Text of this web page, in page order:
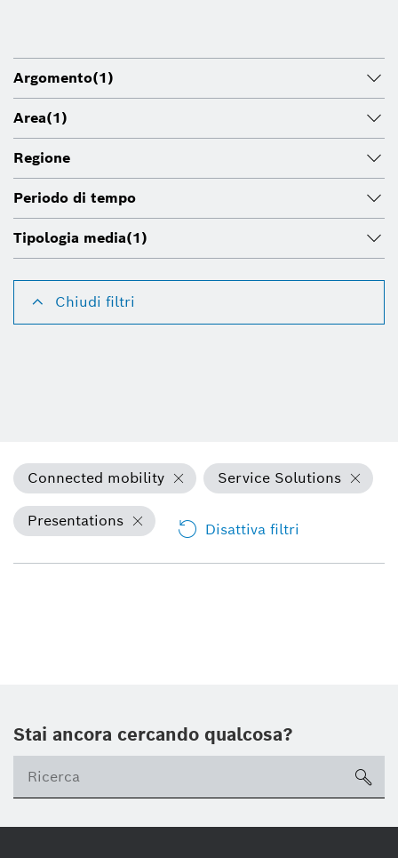
Argomento(1)
Area(1)
Regione
Periodo di tempo
Tipologia media(1)
Chiudi filtri
Connected mobility Service Solutions
Presentations Disattiva filtri
Stai ancora cercando qualcosa?